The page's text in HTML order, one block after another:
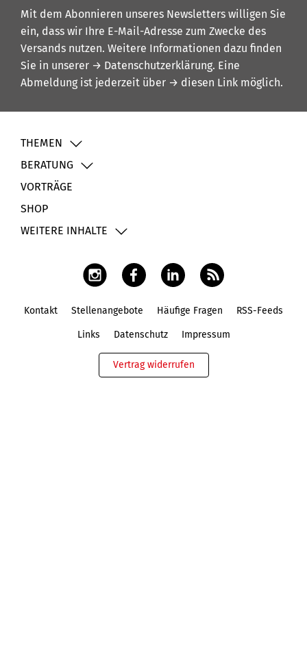
Mit dem Abonnieren unseres Newsletters willigen Sie
ein, dass wir Ihre E-Mail-Adresse zum Zwecke des
Versands nutzen. Weitere Informationen dazu finden
Sie in unserer → Datenschutzerklärung. Eine
Abmeldung ist jederzeit über → diesen Link möglich.
THEMEN
BERATUNG
VORTRÄGE
SHOP
WEITERE INHALTE
Kontakt Stellenangebote Häufige Fragen RSS-Feeds
Links Datenschutz Impressum
Vertrag widerrufen